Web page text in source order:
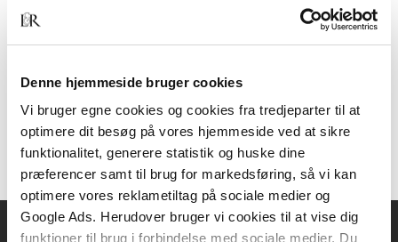
Denne hjemmeside bruger cookies
Vi bruger egne cookies og cookies fra tredjeparter til at
optimere dit besøg på vores hjemmeside ved at sikre
funktionalitet, generere statistik og huske dine
præferencer samt til brug for markedsføring, så vi kan
optimere vores reklametiltag på sociale medier og
Google Ads. Herudover bruger vi cookies til at vise dig
funktioner til brug i forbindelse med sociale medier. Du
499,95 KR.